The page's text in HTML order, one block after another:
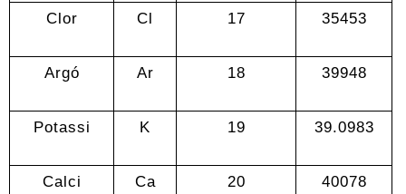
Clor Cl 17 35453
Argó Ar 18 39948
Potassi K 19 39.0983
Calci Ca 20 40078